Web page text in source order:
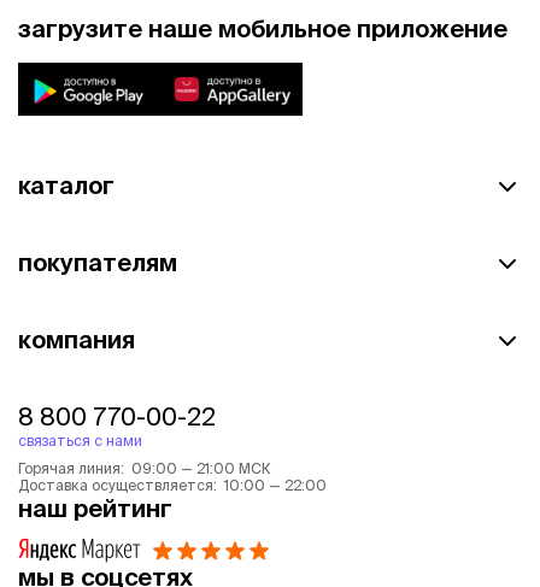
загрузите наше мобильное приложение
каталог
покупателям
компания
8 800 770-00-22
связаться с нами
Горячая линия: 09:00 — 21:00 МСК
Доставка осуществляется: 10:00 — 22:00
наш рейтинг
мы в соцсетях